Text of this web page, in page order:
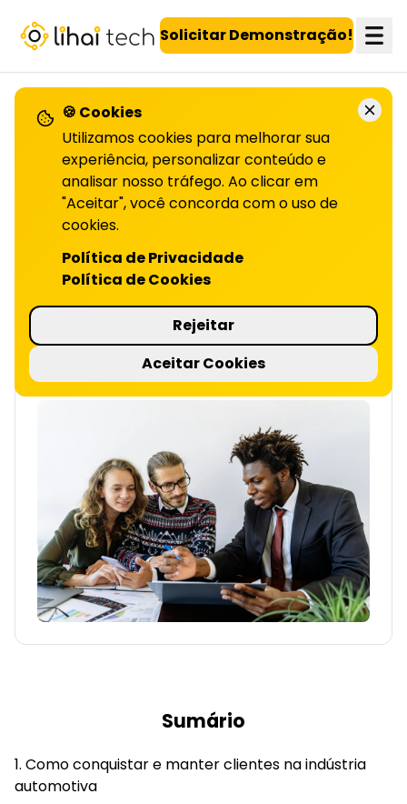
LiHai - Página inicial Solicitar Demonstração!
VOLTAR PARA O BLOG
A chave da fidelização
NA INDÚSTRIA AUTOMOTIVA | LIHAI
A chave da fidelização na indústria automotiva
está em oferecer experiência personalizada,
qualidade e atendimento para conquistar
clientes. Quer saber mais detalhes? Continue
lendo o artigo!
7 minutos de leitura
Sumário
Como conquistar e manter clientes na indústria
automotiva
🍪 Cookies
Utilizamos cookies para melhorar sua
experiência, personalizar conteúdo e
analisar nosso tráfego. Ao clicar em
"Aceitar", você concorda com o uso de
cookies.
Política de Privacidade
Política de Cookies
Rejeitar
Aceitar Cookies